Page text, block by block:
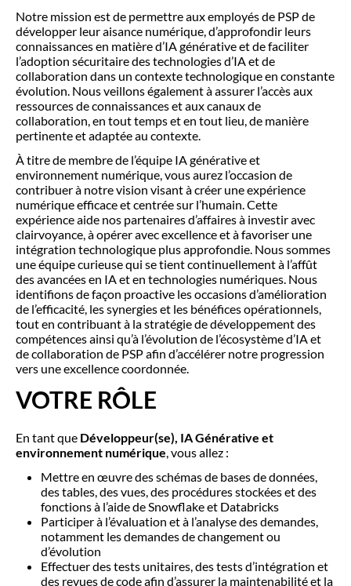
Notre mission est de permettre aux employés de PSP de
développer leur aisance numérique, d’approfondir leurs
connaissances en matière d’IA générative et de faciliter
l’adoption sécuritaire des technologies d’IA et de
collaboration dans un contexte technologique en constante
évolution. Nous veillons également à assurer l’accès aux
ressources de connaissances et aux canaux de
collaboration, en tout temps et en tout lieu, de manière
pertinente et adaptée au contexte.
À titre de membre de l’équipe IA générative et
environnement numérique, vous aurez l’occasion de
contribuer à notre vision visant à créer une expérience
numérique efficace et centrée sur l’humain. Cette
expérience aide nos partenaires d’affaires à investir avec
clairvoyance, à opérer avec excellence et à favoriser une
intégration technologique plus approfondie. Nous sommes
une équipe curieuse qui se tient continuellement à l’affût
des avancées en IA et en technologies numériques. Nous
identifions de façon proactive les occasions d’amélioration
de l’efficacité, les synergies et les bénéfices opérationnels,
tout en contribuant à la stratégie de développement des
compétences ainsi qu’à l’évolution de l’écosystème d’IA et
de collaboration de PSP afin d’accélérer notre progression
vers une excellence coordonnée.
VOTRE RÔLE
En tant que Développeur(se), IA Générative et
environnement numérique, vous allez :
Mettre en œuvre des schémas de bases de données,
des tables, des vues, des procédures stockées et des
fonctions à l’aide de Snowflake et Databricks
Participer à l’évaluation et à l’analyse des demandes,
notamment les demandes de changement ou
d’évolution
Effectuer des tests unitaires, des tests d’intégration et
des revues de code afin d’assurer la maintenabilité et la